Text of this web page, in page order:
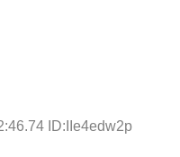
ID:IIe4edw2p